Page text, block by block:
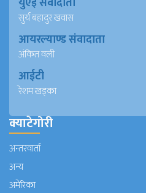
सुर्य बहादुर खवास
आयरल्याण्ड संवादाता
अंकित वली
आईटी
रेशम खड्का
क्याटेगोरी
अन्तरवार्ता
अन्य
अमेरिका